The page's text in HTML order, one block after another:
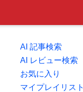
AI 記事検索
AI レビュー検索
お気に入り
マイプレイリスト